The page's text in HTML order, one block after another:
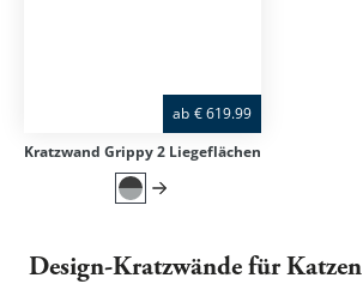
ab €619.99
Kratzwand Grippy 2 Liegeflächen
Design-Kratzwände für Katzen